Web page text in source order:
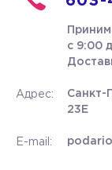
с 9:00
Адрес:
Санкт-
23Е
E-mail: